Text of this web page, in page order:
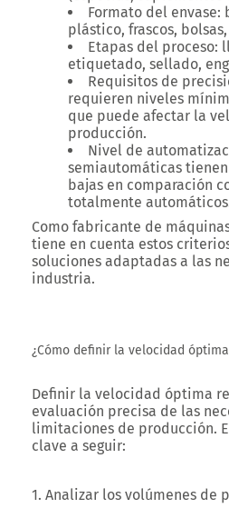
Formato del envase:
plástico, frascos,
Etapas del proceso:
etiquetado, sellado,
Requisitos de
requieren niveles
que puede afectar la
producción.
Nivel de
semiautomáticas
bajas en comparación
totalmente
Como fabricante de
tiene en cuenta estos
soluciones adaptadas a las
industria.
¿Cómo definir la velocidad
Definir la velocidad óptima
evaluación precisa de las
limitaciones de producción.
clave a seguir:
1. Analizar los volúmenes de